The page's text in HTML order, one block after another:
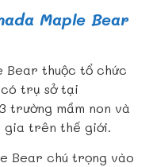
Maple Bear
Bear thuộc tổ chức
trụ sở tại
trường mầm non và
gia trên thế giới.
Bear chú trọng vào